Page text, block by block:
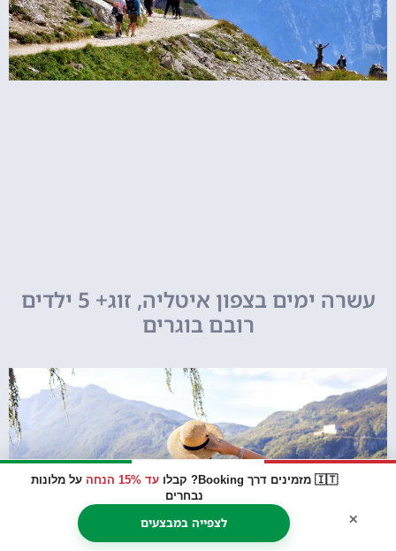
🇮🇹 מזמינים דרך Booking? קבלו עד 15% הנחה
על מלונות
נבחרים
לצפייה במבצעים ×
עשרה ימים בצפון איטליה, זוג+ 5 ילדים
רובם בוגרים